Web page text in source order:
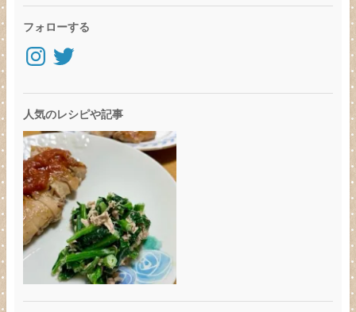
フォローする
Instagram
Twitter
人気のレシピや記事